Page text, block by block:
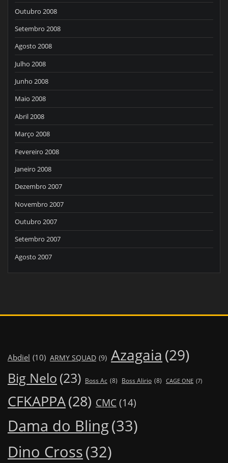
Outubro 2008
Setembro 2008
Agosto 2008
Julho 2008
Junho 2008
Maio 2008
Abril 2008
Março 2008
Fevereiro 2008
Janeiro 2008
Dezembro 2007
Novembro 2007
Outubro 2007
Setembro 2007
Agosto 2007
Abdiel (10) ARMY SQUAD (9) Azagaia (29)
Big Nelo (23) Boss Ac (8) Boss Alirio (8) CAGE ONE (7)
CFKAPPA(28) CMC (14)
Dama do Bling(33)
Dino Cross(32)